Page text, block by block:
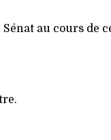
au cours de